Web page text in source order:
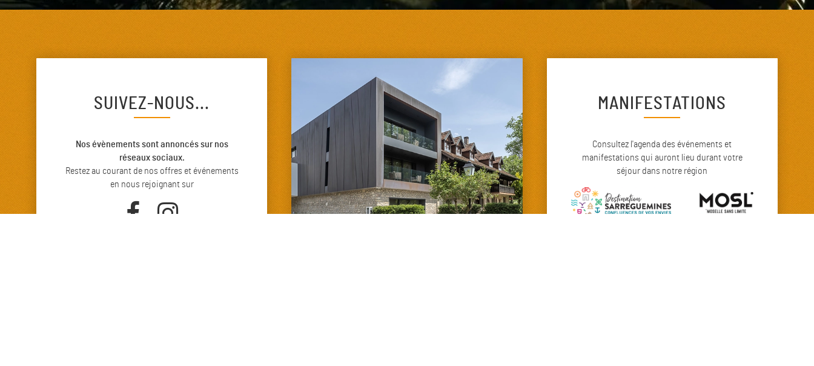
SUIVEZ-NOUS...
Nos évènements sont annoncés sur nos
réseaux sociaux.
Restez au courant de nos offres et événements
en nous rejoignant sur
MANIFESTATIONS
Consultez l'agenda des événements et
manifestations qui auront lieu durant votre
séjour dans notre région